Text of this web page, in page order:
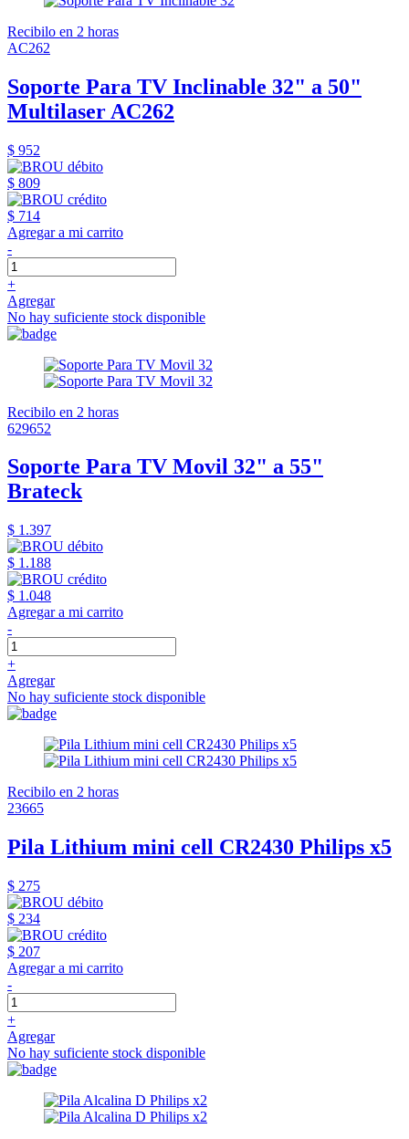
Recibilo en 2 horas
AC262
Soporte Para TV Inclinable 32" a 50"
Multilaser AC262
$ 952
$ 809
$ 714
Agregar a mi carrito
-
+
Agregar
No hay suficiente stock disponible
Recibilo en 2 horas
629652
Soporte Para TV Movil 32" a 55"
Brateck
$ 1.397
$ 1.188
$ 1.048
Agregar a mi carrito
-
+
Agregar
No hay suficiente stock disponible
Recibilo en 2 horas
23665
Pila Lithium mini cell CR2430 Philips x5
$ 275
$ 234
$ 207
Agregar a mi carrito
-
+
Agregar
No hay suficiente stock disponible